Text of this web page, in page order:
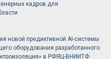
кадров для
новой предиктивной AI-системы
оборудования разработанного
в РФЯЦ-ВНИИТФ